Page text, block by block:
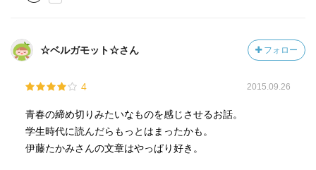
☆ベルガモット☆さん フォロー
4 2015.09.26
青春の締め切りみたいなものを感じさせるお話。
学生時代に読んだらもっとはまったかも。
伊藤たかみさんの文章はやっぱり好き。